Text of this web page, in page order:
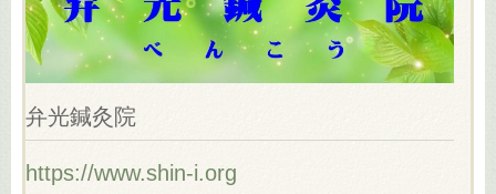
弁光鍼灸院
https://www.shin-i.org